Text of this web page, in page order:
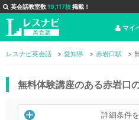
英会話教室数19,117校掲載！
マイ
レスナビ英会話 愛知県 赤岩口駅
無料体験講座のある赤岩口
詳細条件